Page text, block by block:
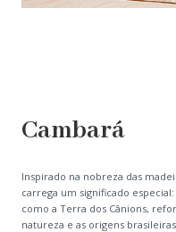
Cambará
Inspirado na nobreza das
carrega um significado
como a Terra dos Cânions,
natureza e as origens